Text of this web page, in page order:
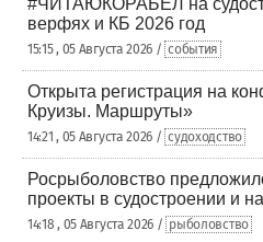
#ЧИТАЮКОРАБЕЛ на
верфях и КБ 2026 год
15:15 , 05 Августа 2026 / события
Открыта регистрация на
Круизы. Маршруты»
14:21 , 05 Августа 2026 / судоходство
Росрыболовство
проекты в судостроении и
14:18 , 05 Августа 2026 / рыболовство